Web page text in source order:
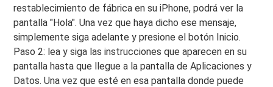
restablecimiento de fábrica en su iPhone, podrá ver la
pantalla "Hola". Una vez que haya dicho ese mensaje,
simplemente siga adelante y presione el botón Inicio.
Paso 2: lea y siga las instrucciones que aparecen en su
pantalla hasta que llegue a la pantalla de Aplicaciones y
Datos. Una vez que esté en esa pantalla donde puede